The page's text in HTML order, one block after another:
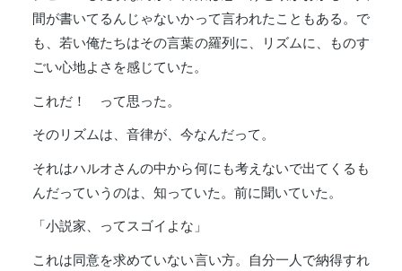
間が書いてるんじゃないかって言われたこともある。で
も、若い俺たちはその言葉の羅列に、リズムに、ものす
ごい心地よさを感じていた。
これだ！ って思った。
そのリズムは、音律が、今なんだって。
それはハルオさんの中から何にも考えないで出てくるも
んだっていうのは、知っていた。前に聞いていた。
「小説家、ってスゴイよな」
これは同意を求めていない言い方。自分一人で納得すれ